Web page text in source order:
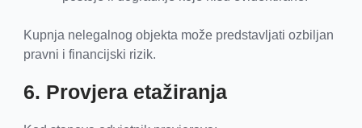
Kupnja nelegalnog objekta može predstavljati ozbiljan
pravni i financijski rizik.
6. Provjera etažiranja